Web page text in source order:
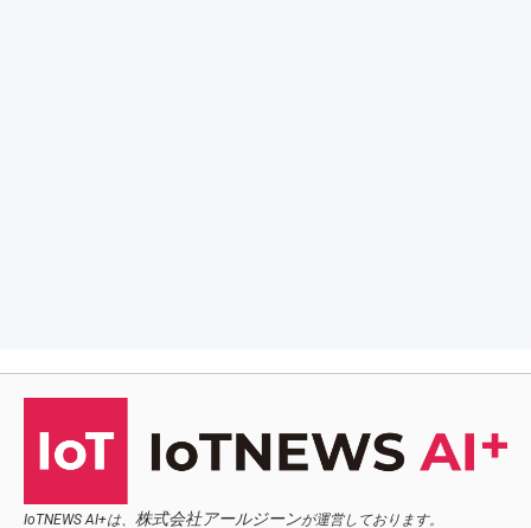
IoTNEWS AI+は、 株式会社アールジーンが運営しております。